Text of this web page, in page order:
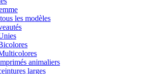
les modèles
animaliers
larges